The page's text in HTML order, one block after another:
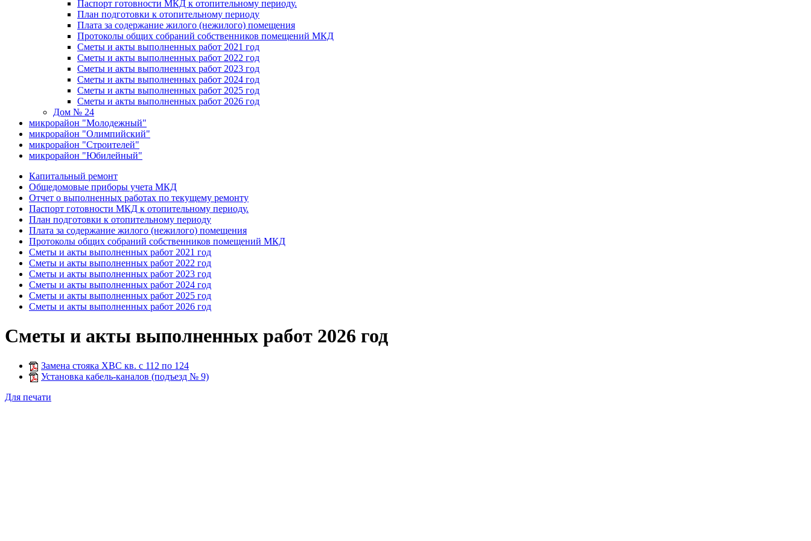
Паспорт готовности МКД к отопительному периоду.
План подготовки к отопительному периоду
Плата за содержание жилого (нежилого) помещения
Протоколы общих собраний собственников помещений МКД
Сметы и акты выполненных работ 2021 год
Сметы и акты выполненных работ 2022 год
Сметы и акты выполненных работ 2023 год
Сметы и акты выполненных работ 2024 год
Сметы и акты выполненных работ 2025 год
Сметы и акты выполненных работ 2026 год
Дом № 24
микрорайон "Молодежный"
микрорайон "Олимпийский"
микрорайон "Строителей"
микрорайон "Юбилейный"
Капитальный ремонт
Общедомовые приборы учета МКД
Отчет о выполненных работах по текущему ремонту
Паспорт готовности МКД к отопительному периоду.
План подготовки к отопительному периоду
Плата за содержание жилого (нежилого) помещения
Протоколы общих собраний собственников помещений МКД
Сметы и акты выполненных работ 2021 год
Сметы и акты выполненных работ 2022 год
Сметы и акты выполненных работ 2023 год
Сметы и акты выполненных работ 2024 год
Сметы и акты выполненных работ 2025 год
Сметы и акты выполненных работ 2026 год
Сметы и акты выполненных работ 2026 год
Замена стояка ХВС кв. с 112 по 124
Установка кабель-каналов (подъезд № 9)
Для печати